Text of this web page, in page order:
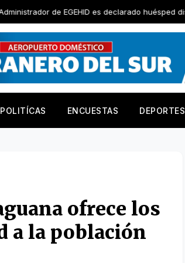
es declarado huésped distinguido por
POLITÍCAS ENCUESTAS DEPORTES
ofrece los
a la población